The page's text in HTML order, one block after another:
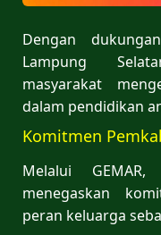
Dengan
Lampung
masyarakat
dalam pendidikan
Komitmen
Melalui
menegaskan
peran keluarga